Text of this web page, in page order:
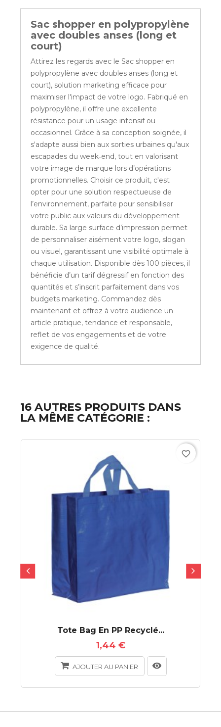
Sac shopper en polypropylène
avec doubles anses (long et
court)
Attirez les regards avec le Sac shopper en
polypropylène avec doubles anses (long et
court), solution marketing efficace pour
maximiser l'impact de votre logo. Fabriqué en
polypropylène, il offre une excellente
résistance pour un usage intensif ou
occasionnel. Grâce à sa conception soignée, il
s'adapte aussi bien aux sorties urbaines qu'aux
escapades du week‑end, tout en valorisant
votre image de marque lors d’opérations
promotionnelles. Choisir ce produit, c'est
opter pour une solution respectueuse de
l’environnement, parfaite pour sensibiliser
votre public aux valeurs du développement
durable. Sa large surface d’impression permet
de personnaliser aisément votre logo, slogan
ou visuel, garantissant une visibilité optimale à
chaque utilisation. Disponible dès 100 pièces, il
bénéficie d’un tarif dégressif en fonction des
quantités et s’inscrit parfaitement dans vos
budgets marketing. Commandez dès
maintenant et offrez à votre audience un
article pratique, tendance et responsable,
reflet de vos engagements et de votre
exigence de qualité.
16 AUTRES PRODUITS DANS
LA MÊME CATÉGORIE :
Tote Bag En PP Recyclé...
1,44 €
AJOUTER AU PANIER
favorite_border